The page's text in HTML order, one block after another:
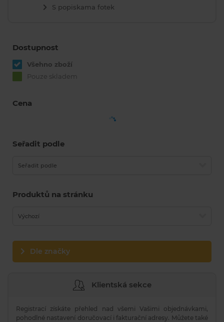
S popiskama fotek
Dostupnost
Všehno zboží
Pouze skladem
Cena
Seřadit podle
Seřadit podle
Produktů na stránku
Výchozí
Dle značky
Klientská sekce
Registrací získáte přehled nad všemi Vašimi objednávkami,
pohodlné nastavení doručovací i fakturační adresy. Můžete také